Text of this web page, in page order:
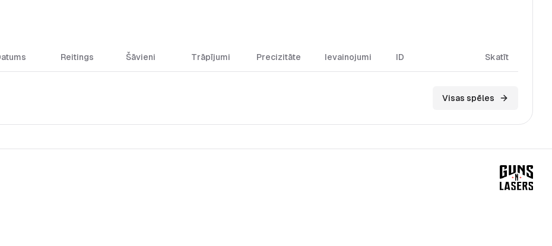
Reitings Šāvieni Trāpījumi Precizitāte Ievainojumi ID Skatīt
Visas spēles